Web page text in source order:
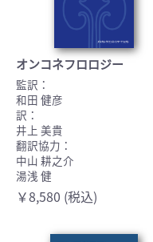
オンコネフロロジー
監訳：
和田 健彦
訳：
井上 美貴
翻訳協力：
中山 耕之介
湯浅 健
￥8,580 (税込)